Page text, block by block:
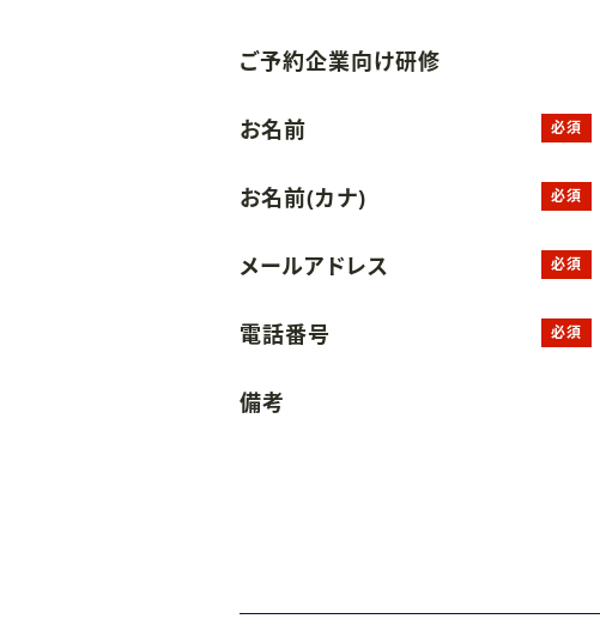
ご予約企業向け研修
お名前 必須
お名前(カナ) 必須
メールアドレス 必須
電話番号 必須
備考